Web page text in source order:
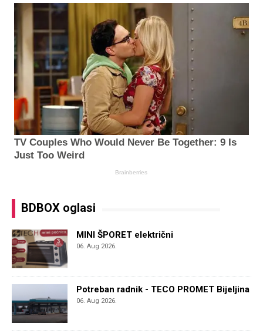
BDBOX oglasi
MINI ŠPORET električni
06. Aug 2026.
Potreban radnik - TECO PROMET Bijeljina
06. Aug 2026.